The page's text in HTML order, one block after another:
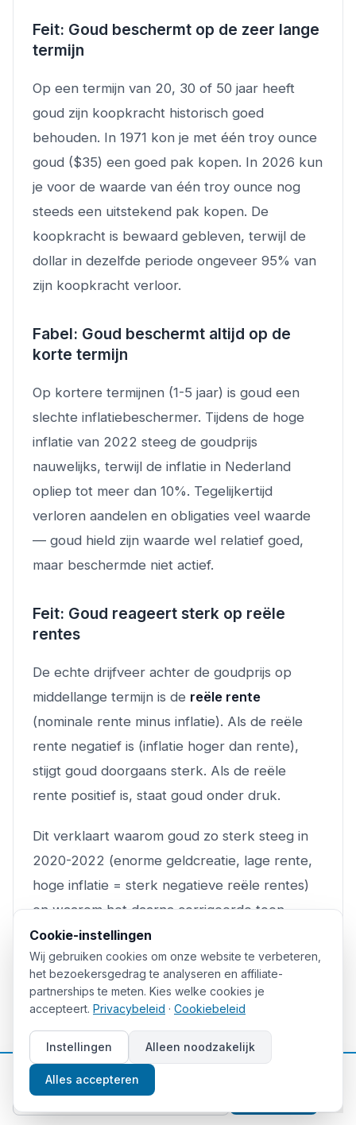
Feit: Goud beschermt op de zeer lange
termijn
Op een termijn van 20, 30 of 50 jaar heeft
goud zijn koopkracht historisch goed
behouden. In 1971 kon je met één troy ounce
goud ($35) een goed pak kopen. In 2026 kun
je voor de waarde van één troy ounce nog
steeds een uitstekend pak kopen. De
koopkracht is bewaard gebleven, terwijl de
dollar in dezelfde periode ongeveer 95% van
zijn koopkracht verloor.
Fabel: Goud beschermt altijd op de
korte termijn
Op kortere termijnen (1-5 jaar) is goud een
slechte inflatiebeschermer. Tijdens de hoge
inflatie van 2022 steeg de goudprijs
nauwelijks, terwijl de inflatie in Nederland
opliep tot meer dan 10%. Tegelijkertijd
verloren aandelen en obligaties veel waarde
— goud hield zijn waarde wel relatief goed,
maar beschermde niet actief.
Feit: Goud reageert sterk op reële
rentes
De echte drijfveer achter de goudprijs op
middellange termijn is de reële rente
(nominale rente minus inflatie). Als de reële
rente negatief is (inflatie hoger dan rente),
stijgt goud doorgaans sterk. Als de reële
rente positief is, staat goud onder druk.
Dit verklaart waarom goud zo sterk steeg in
2020-2022 (enorme geldcreatie, lage rente,
hoge inflatie = sterk negatieve reële rentes)
en waarom het daarna corrigeerde toen
centrale banken de rentes verhoogden.
Risico's van goud beleggen
Goud is zeker geen risicoloze belegging. Dit
zijn de belangrijkste risico's waarvan je op de
hoogte moet zijn:
Cookie-instellingen
Wij gebruiken cookies om onze website te verbeteren,
het bezoekersgedrag te analyseren en affiliate-
partnerships te meten. Kies welke cookies je
accepteert. Privacybeleid · Cookiebeleid
Instellingen Alleen noodzakelijk
Alles accepteren
📈 Gratis beleggingstips